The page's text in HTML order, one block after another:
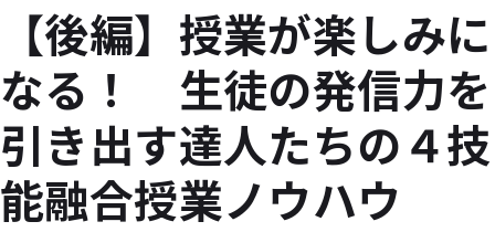
【後編】授業が楽しみに
なる！ 生徒の発信力を
引き出す達人たちの４技
能融合授業ノウハウ